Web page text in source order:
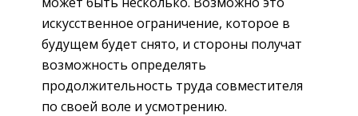
искусственное ограничение, которое в
будущем будет снято, и стороны получат
возможность определять
продолжительность труда совместителя
по своей воле и усмотрению.